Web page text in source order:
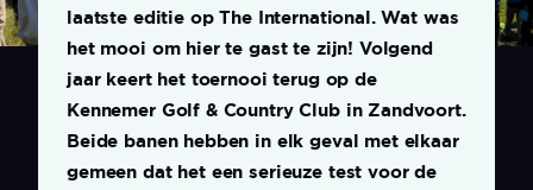
laatste editie op The International. Wat was
het mooi om hier te gast te zijn! Volgend
jaar keert het toernooi terug op de
Kennemer Golf & Country Club in Zandvoort.
Beide banen hebben in elk geval met elkaar
gemeen dat het een serieuze test voor de